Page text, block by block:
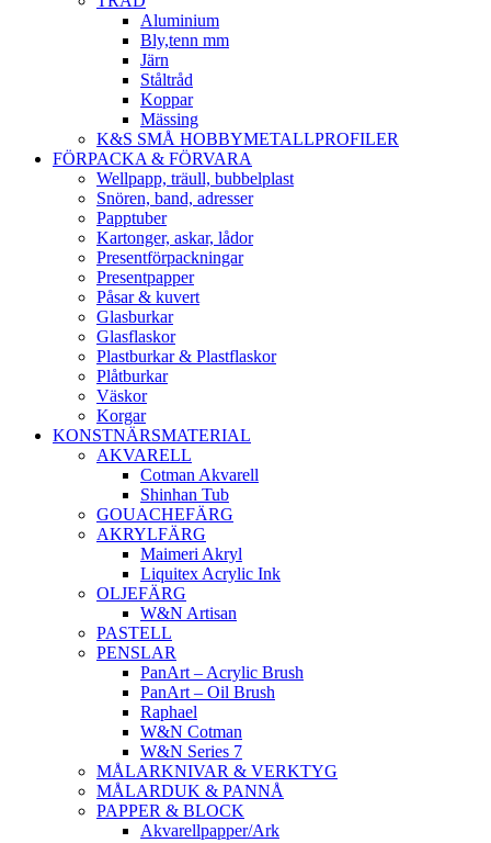
Aluminium
Bly,tenn mm
Järn
Ståltråd
Koppar
Mässing
K&S SMÅ HOBBYMETALLPROFILER
FÖRPACKA & FÖRVARA
Wellpapp, träull, bubbelplast
Snören, band, adresser
Papptuber
Kartonger, askar, lådor
Presentförpackningar
Presentpapper
Påsar & kuvert
Glasburkar
Glasflaskor
Plastburkar & Plastflaskor
Plåtburkar
Väskor
Korgar
KONSTNÄRSMATERIAL
AKVARELL
Cotman Akvarell
Shinhan Tub
GOUACHEFÄRG
AKRYLFÄRG
Maimeri Akryl
Liquitex Acrylic Ink
OLJEFÄRG
W&N Artisan
PASTELL
PENSLAR
PanArt – Acrylic Brush
PanArt – Oil Brush
Raphael
W&N Cotman
W&N Series 7
MÅLARKNIVAR & VERKTYG
MÅLARDUK & PANNÅ
PAPPER & BLOCK
Akvarellpapper/Ark